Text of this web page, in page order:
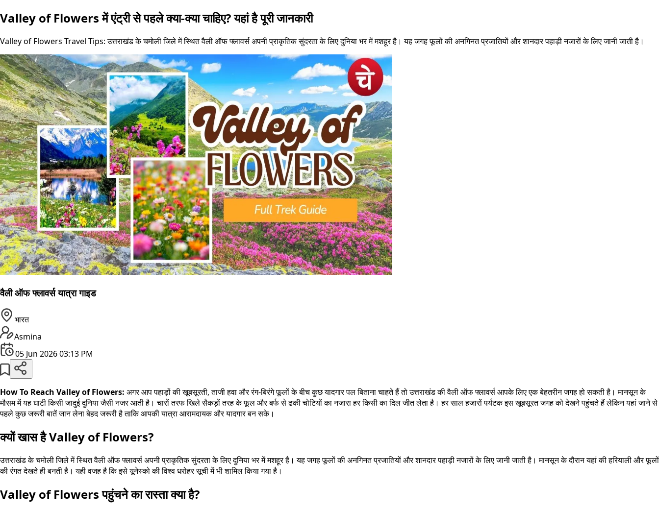
Valley of Flowers में एंट्री से पहले क्या-क्या चाहिए? यहां है पूरी जानकारी
Valley of Flowers Travel Tips: उत्तराखंड के चमोली जिले में स्थित वैली ऑफ फ्लावर्स अपनी प्राकृतिक सुंदरता के लिए दुनिया भर में मशहूर है। यह जगह फूलों की अनगिनत प्रजातियों और शानदार पहाड़ी नजारों के लिए जानी जाती है।
वैली ऑफ फ्लावर्स यात्रा गाइड
भारत
Asmina
05 Jun 2026 03:13 PM
How To Reach Valley of Flowers: अगर आप पहाड़ों की खूबसूरती, ताजी हवा और रंग-बिरंगे फूलों के बीच कुछ यादगार पल बिताना चाहते हैं तो उत्तराखंड की वैली ऑफ फ्लावर्स आपके लिए एक बेहतरीन जगह हो सकती है। मानसून के
मौसम में यह घाटी किसी जादुई दुनिया जैसी नजर आती है। चारों तरफ खिले सैकड़ों तरह के फूल और बर्फ से ढकी चोटियों का नजारा हर किसी का दिल जीत लेता है। हर साल हजारों पर्यटक इस खूबसूरत जगह को देखने पहुंचते हैं लेकिन यहां जाने से
पहले कुछ जरूरी बातें जान लेना बेहद जरूरी है ताकि आपकी यात्रा आरामदायक और यादगार बन सके।
क्यों खास है Valley of Flowers?
उत्तराखंड के चमोली जिले में स्थित वैली ऑफ फ्लावर्स अपनी प्राकृतिक सुंदरता के लिए दुनिया भर में मशहूर है। यह जगह फूलों की अनगिनत प्रजातियों और शानदार पहाड़ी नजारों के लिए जानी जाती है। मानसून के दौरान यहां की हरियाली और फूलों
की रंगत देखते ही बनती है। यही वजह है कि इसे यूनेस्को की विश्व धरोहर सूची में भी शामिल किया गया है।
Valley of Flowers पहुंचने का रास्ता क्या है?